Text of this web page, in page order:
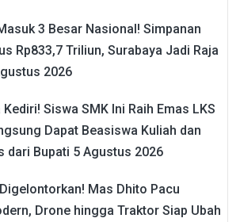
3 Besar Nasional! Simpanan
Rp833,7 Triliun, Surabaya Jadi Raja
2026
Siswa SMK Ini Raih Emas LKS
Dapat Beasiswa Kuliah dan
dari Bupati 5 Agustus 2026
Mas Dhito Pacu
Drone hingga Traktor Siap Ubah